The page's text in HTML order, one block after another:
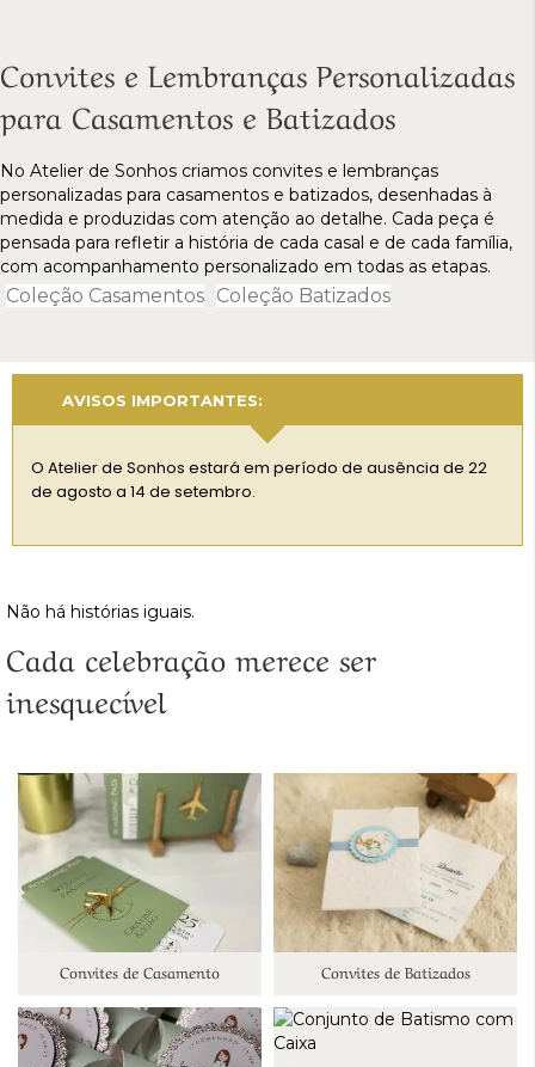
Convites e Lembranças Personalizadas
para Casamentos e Batizados
No Atelier de Sonhos criamos convites e lembranças
personalizadas para casamentos e batizados, desenhadas à
medida e produzidas com atenção ao detalhe. Cada peça é
pensada para refletir a história de cada casal e de cada família,
com acompanhamento personalizado em todas as etapas.
Coleção Casamentos Coleção Batizados
AVISOS IMPORTANTES:
O Atelier de Sonhos estará em período de ausência de 22
de agosto a 14 de setembro.
Não há histórias iguais.
Cada celebração merece ser
inesquecível
Convites de Casamento Convites de Batizados